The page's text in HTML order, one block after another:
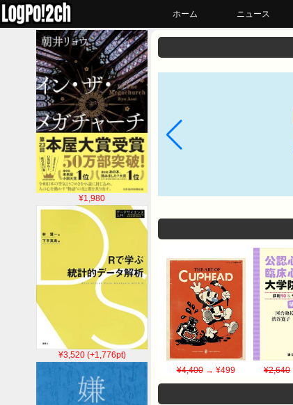
ホーム ニュース
¥1,980
¥3,520 (+1,776pt)
¥4,400→ ¥499 ¥2,640